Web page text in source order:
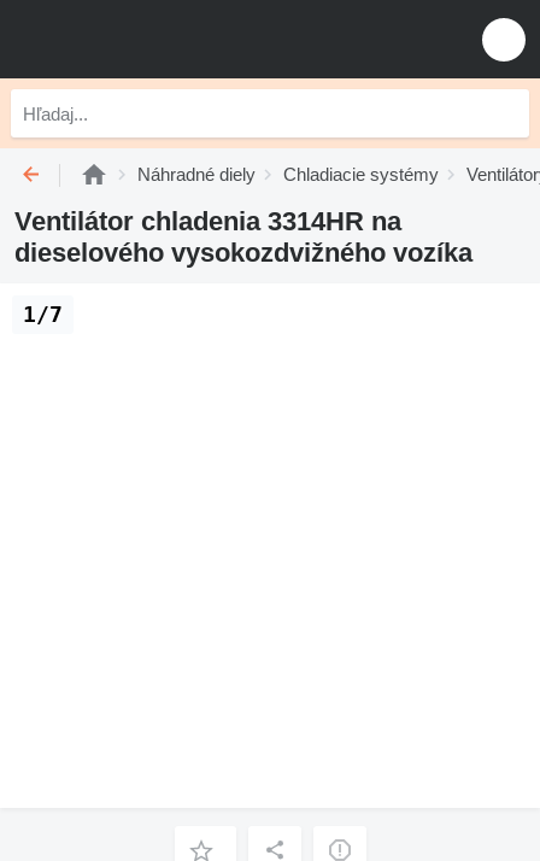
Náhradné diely Chladiacie systémy
Ventilátor chladenia 3314HR na
dieselového vysokozdvižného vozíka
1/7